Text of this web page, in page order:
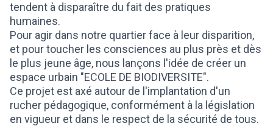
tendent à disparaître du fait des pratiques
humaines.
Pour agir dans notre quartier face à leur disparition,
et pour toucher les consciences au plus près et dès
le plus jeune âge, nous lançons l'idée de créer un
espace urbain "ECOLE DE BIODIVERSITE".
Ce projet est axé autour de l'implantation d'un
rucher pédagogique, conformément à la législation
en vigueur et dans le respect de la sécurité de tous.